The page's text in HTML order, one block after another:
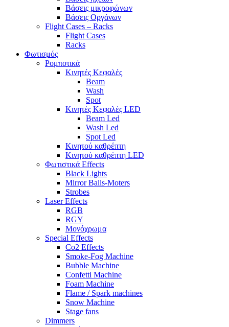
Βάσεις μικροφώνων
Βάσεις Οργάνων
Flight Cases – Racks
Flight Cases
Racks
Φωτισμός
Ρομποτικά
Κινητές Κεφαλές
Beam
Wash
Spot
Κινητές Κεφαλές LED
Beam Led
Wash Led
Spot Led
Κινητού καθρέπτη
Κινητού καθρέπτη LED
Φωτιστικά Effects
Black Lights
Mirror Balls-Moters
Strobes
Laser Effects
RGB
RGY
Μονόχρωμα
Special Effects
Co2 Effects
Smoke-Fog Machine
Bubble Machine
Confetti Machine
Foam Machine
Flame / Spark machines
Snow Machine
Stage fans
Dimmers